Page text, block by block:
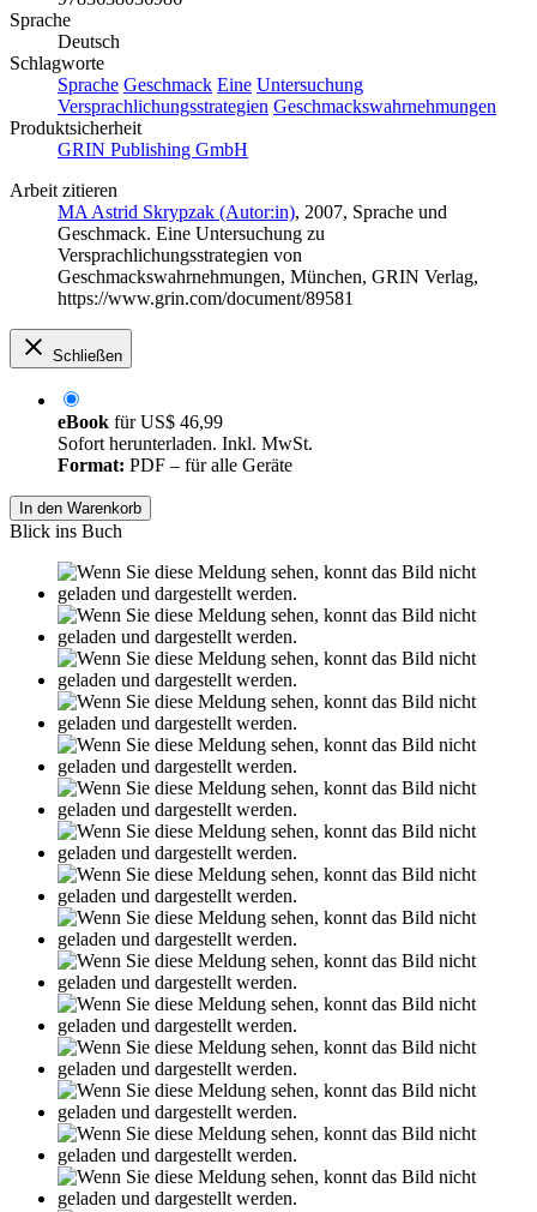
Sprache
Deutsch
Schlagworte
Sprache Geschmack Eine Untersuchung
Versprachlichungsstrategien Geschmackswahrnehmungen
Produktsicherheit
GRIN Publishing GmbH
Arbeit zitieren
MA Astrid Skrypzak (Autor:in), 2007, Sprache und
Geschmack. Eine Untersuchung zu
Versprachlichungsstrategien von
Geschmackswahrnehmungen, München, GRIN Verlag,
https://www.grin.com/document/89581
Schließen
eBook fürUS$ 46,99
Sofort herunterladen. Inkl. MwSt.
Format: PDF – für alle Geräte
In den Warenkorb
Blick ins Buch